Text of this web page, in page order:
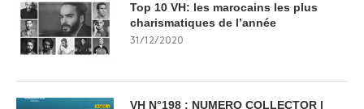
Top 10 VH: les marocains les plus
charismatiques de l’année
31/12/2020
VH N°198 : NUMERO COLLECTOR |